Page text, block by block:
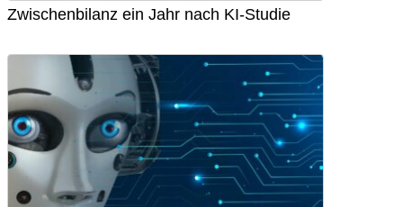
Zwischenbilanz ein Jahr nach KI-Studie